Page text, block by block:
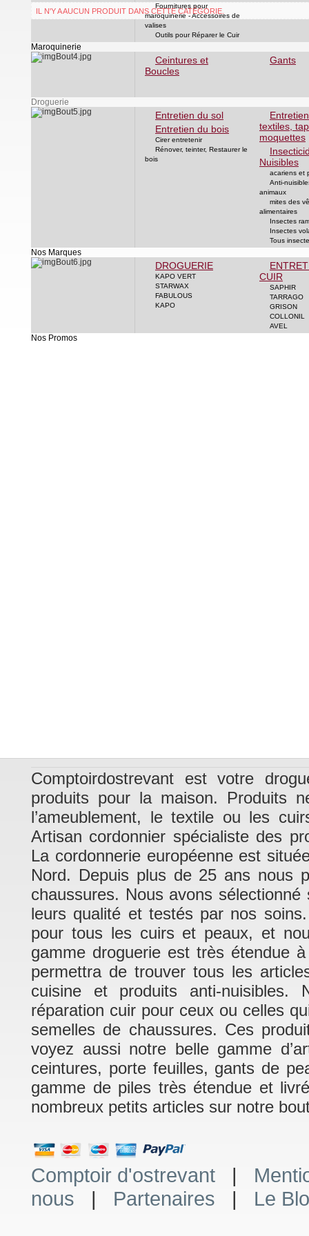
Fournitures pour
maroquinerie - Accessoires de
valises
Outils pour Réparer le Cuir
Maroquinerie
Ceintures et
Boucles
Gants
Droguerie
Entretien du sol
Entretien du bois
Cirer entretenir
Rénover, teinter, Restaurer le
bois
textiles,
moquettes
Nuisibles
acariens et
Anti-
animaux
mites des
alimentaires
Insectes
Insectes
Tous
Nos Marques
DROGUERIE
KAPO VERT
STARWAX
FABULOUS
KAPO
CUIR
SAPHIR
TARRAGO
GRISON
COLLONIL
AVEL
Nos Promos
IL N'Y A AUCUN PRODUIT DANS CETTE CATÉGORIE.
Comptoirdostrevant est votre
produits pour la maison. Produits
l’ameublement, le textile ou les
Artisan cordonnier spécialiste des
La cordonnerie européenne est
Nord. Depuis plus de 25 ans nous
chaussures. Nous avons
leurs qualité et testés par nos
pour tous les cuirs et peaux, et
gamme droguerie est très étendue
permettra de trouver tous les
cuisine et produits anti-nuisibles.
réparation cuir pour ceux ou celles
semelles de chaussures. Ces
voyez aussi notre belle gamme
ceintures, porte feuilles, gants de
gamme de piles très étendue et
nombreux petits articles sur notre
Comptoir d'ostrevant |
nous | Partenaires | Le